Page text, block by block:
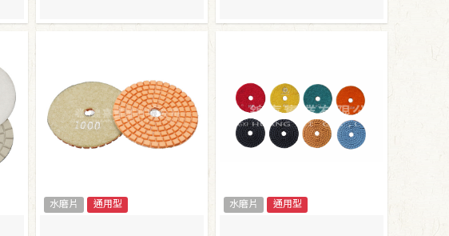
水磨片 通用型 水磨片 通用型